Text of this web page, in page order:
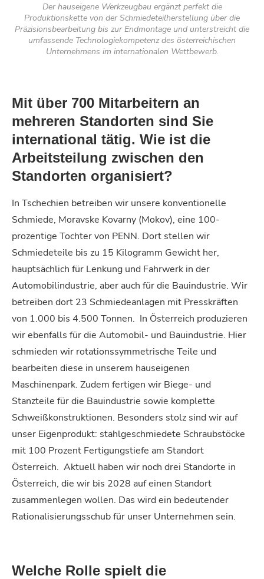
Der hauseigene Werkzeugbau ergänzt perfekt die
Produktionskette von der Schmiedeteilherstellung über die
Präzisionsbearbeitung bis zur Endmontage und unterstreicht die
umfassende Technologiekompetenz des österreichischen
Unternehmens im internationalen Wettbewerb.
Mit über 700 Mitarbeitern an
mehreren Standorten sind Sie
international tätig. Wie ist die
Arbeitsteilung zwischen den
Standorten organisiert?
In Tschechien betreiben wir unsere konventionelle
Schmiede, Moravske Kovarny (Mokov), eine 100-
prozentige Tochter von PENN. Dort stellen wir
Schmiedeteile bis zu 15 Kilogramm Gewicht her,
hauptsächlich für Lenkung und Fahrwerk in der
Automobilindustrie, aber auch für die Bauindustrie. Wir
betreiben dort 23 Schmiedeanlagen mit Presskräften
von 1.000 bis 4.500 Tonnen. In Österreich produzieren
wir ebenfalls für die Automobil- und Bauindustrie. Hier
schmieden wir rotationssymmetrische Teile und
bearbeiten diese in unserem hauseigenen
Maschinenpark. Zudem fertigen wir Biege- und
Stanzteile für die Bauindustrie sowie komplette
Schweißkonstruktionen. Besonders stolz sind wir auf
unser Eigenprodukt: stahlgeschmiedete Schraubstöcke
mit 100 Prozent Fertigungstiefe am Standort
Österreich. Aktuell haben wir noch drei Standorte in
Österreich, die wir bis 2028 auf einen Standort
zusammenlegen wollen. Das wird ein bedeutender
Rationalisierungsschub für unser Unternehmen sein.
Welche Rolle spielt die